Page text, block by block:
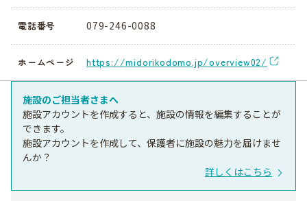
電話番号 079-246-0088
ホームページ https://midorikodomo.jp/overview02/
施設のご担当者さまへ
施設アカウントを作成すると、施設の情報を編集することが
できます。
施設アカウントを作成して、保護者に施設の魅力を届けませ
んか？
詳しくはこちら